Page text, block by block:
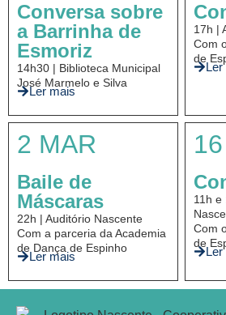
Conversa sobre
a Barrinha de
Esmoriz
14h30 | Biblioteca Municipal
José Marmelo e Silva
Ler mais
17h |
Com
de
Ler
2 MAR
Baile de
Máscaras
22h | Auditório Nascente
Com a parceria da Academia
de Dança de Espinho
Ler mais
11h e
Com
de
Ler